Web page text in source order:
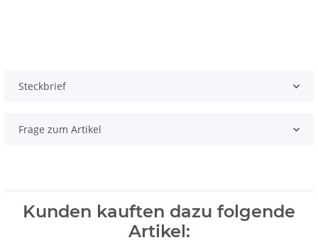
Steckbrief
Frage zum Artikel
Kunden kauften dazu folgende
Artikel: